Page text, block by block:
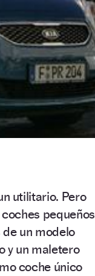
utilitario. Pero
pequeños
un modelo
y un maletero
coche único